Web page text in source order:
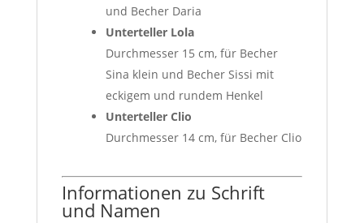
und Becher Daria
Unterteller Lola
Durchmesser 15 cm, für Becher
Sina klein und Becher Sissi mit
eckigem und rundem Henkel
Unterteller Clio
Durchmesser 14 cm, für Becher Clio
Informationen zu Schrift
und Namen